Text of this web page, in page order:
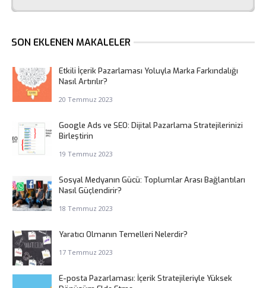
SON EKLENEN MAKALELER
Etkili İçerik Pazarlaması Yoluyla Marka Farkındalığı
Nasıl Artırılır?
20 Temmuz 2023
Google Ads ve SEO: Dijital Pazarlama Stratejilerinizi
Birleştirin
19 Temmuz 2023
Sosyal Medyanın Gücü: Toplumlar Arası Bağlantıları
Nasıl Güçlendirir?
18 Temmuz 2023
Yaratıcı Olmanın Temelleri Nelerdir?
17 Temmuz 2023
E-posta Pazarlaması: İçerik Stratejileriyle Yüksek